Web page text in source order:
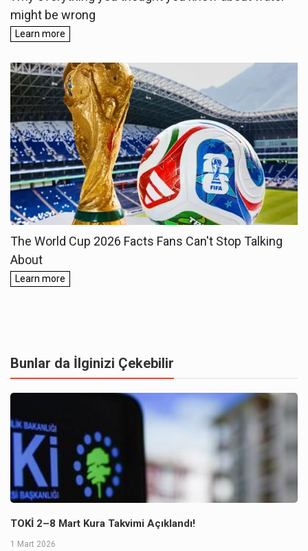
Bunlar da İlginizi Çekebilir
TOKİ 2–8 Mart Kura Takvimi Açıklandı!
1 Mart 2026